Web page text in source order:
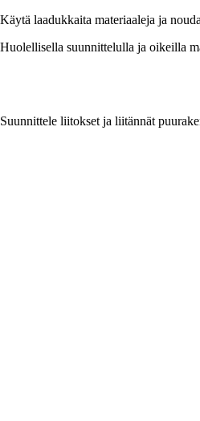
Käytä laadukkaita materiaaleja ja
Huolellisella suunnittelulla ja oikeilla
Suunnittele liitokset ja liitännät